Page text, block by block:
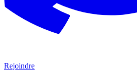
Rejoindre